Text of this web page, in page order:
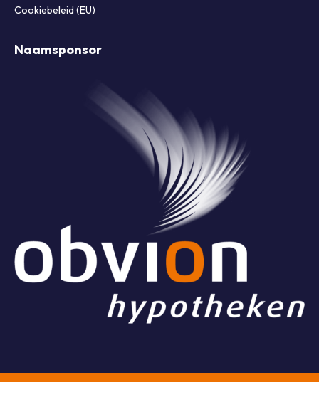
Cookiebeleid (EU)
Naamsponsor